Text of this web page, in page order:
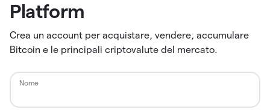
Platform
Crea un account per acquistare, vendere, accumulare
Bitcoin e le principali criptovalute del mercato.
Nome